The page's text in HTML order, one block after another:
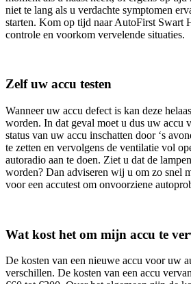
niet te lang als u verdachte symptomen
starten. Kom op tijd naar AutoFirst Swart
controle en voorkom vervelende situaties.
Zelf uw accu testen
Wanneer uw accu defect is kan deze
worden. In dat geval moet u dus uw accu
status van uw accu inschatten door ‘s
te zetten en vervolgens de ventilatie vol
autoradio aan te doen. Ziet u dat de
worden? Dan adviseren wij u om zo snel
voor een accutest om onvoorziene
Wat kost het om mijn accu te
De kosten van een nieuwe accu voor uw
verschillen. De kosten van een accu